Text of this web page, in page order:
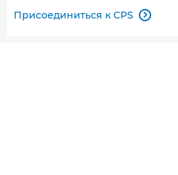
Присоединиться к CPS 